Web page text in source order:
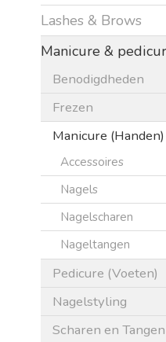
Lashes & Brows
Manicure &
Benodigdheden
Frezen
Manicure (Handen)
Accessoires
Nagels
Nagelscharen
Nageltangen
Pedicure (Voeten)
Nagelstyling
Scharen en Tangen